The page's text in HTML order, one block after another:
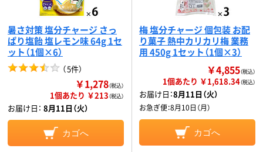
暑さ対策 塩分チャージ さっ
ぱり塩飴 塩レモン味 64g 1セ
ット（1個×6）
（5件）
￥1,278（税込）
1個あたり ￥213（税込）
お届け日： 8月11日（火）
カゴへ
梅 塩分チャージ 個包装 お配
り菓子 熱中カリカリ梅 業務
用 450g 1セット（1個×3）
￥4,855（税込）
1個あたり ￥1,618.34（税込）
お届け日：8月11日（火）
お急ぎ便：8月10日（月）
カゴへ